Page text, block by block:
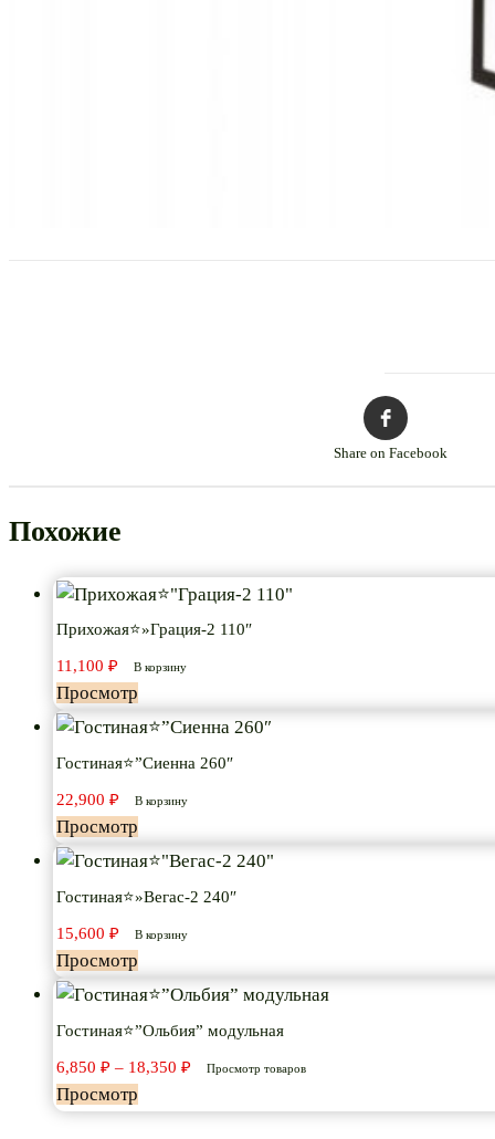
Share on Facebook
Похожие
Прихожая⭐»Грация-2 110″
11,100 ₽ В корзину
Просмотр
Гостиная⭐”Сиенна 260″
22,900 ₽ В корзину
Просмотр
Гостиная⭐»Вегас-2 240″
15,600 ₽ В корзину
Просмотр
Гостиная⭐”Ольбия” модульная
6,850 ₽ – 18,350 ₽ цен:
–
Просмотр товаров
Просмотр